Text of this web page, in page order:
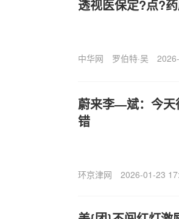
透视医保定?点?
中华网 罗伯特·吴
蔚来李—斌：今天
错
环京津网 2026-01-23